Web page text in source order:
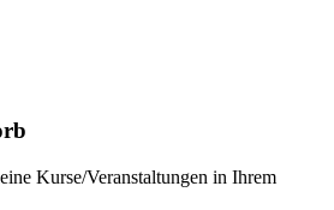
Kurse/Veranstaltungen in Ihrem